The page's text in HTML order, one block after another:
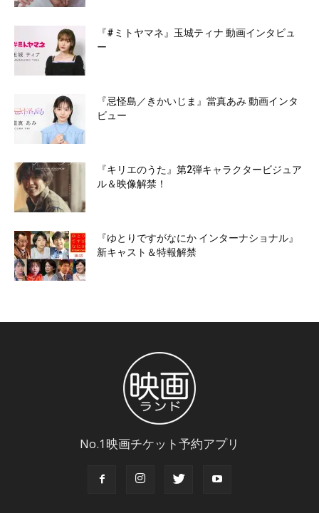
『#ミトヤマネ』玉城ティナ 動画インタビュ
ー
『忌怪島／きかいじま』當真あみ 動画インタ
ビュー
『キリエのうた』第2弾キャラクタービジュア
ル＆映像解禁！
『ゆとりですがなにか インターナショナル』
新キャスト＆特報解禁
No.1映画チケット予約アプリ